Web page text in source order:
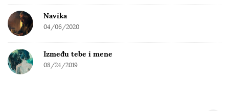
Navika
04/06/2020
Između tebe i mene
08/24/2019